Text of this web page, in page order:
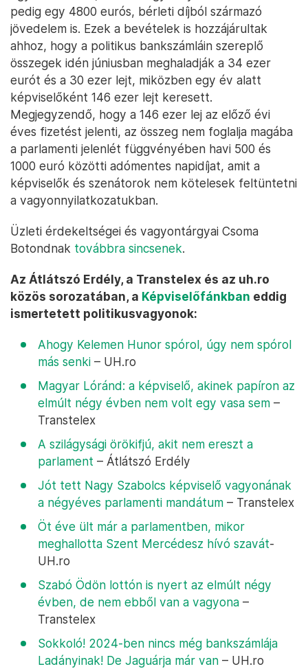
pedig egy 4800 eurós, bérleti díjból származó
jövedelem is. Ezek a bevételek is hozzájárultak
ahhoz, hogy a politikus bankszámláin szereplő
összegek idén júniusban meghaladják a 34 ezer
eurót és a 30 ezer lejt, miközben egy év alatt
képviselőként 146 ezer lejt keresett.
Megjegyzendő, hogy a 146 ezer lej az előző évi
éves fizetést jelenti, az összeg nem foglalja magába
a parlamenti jelenlét függvényében havi 500 és
1000 euró közötti adómentes napidíjat, amit a
képviselők és szenátorok nem kötelesek feltüntetni
a vagyonnyilatkozatukban.
Üzleti érdekeltségei és vagyontárgyai Csoma
Botondnak továbbra sincsenek.
Az Átlátszó Erdély, a Transtelex és az uh.ro
közös sorozatában, a Képviselőfánkban eddig
ismertetett politikusvagyonok:
Ahogy Kelemen Hunor spórol, úgy nem spórol
más senki – UH.ro
Magyar Lóránd: a képviselő, akinek papíron az
elmúlt négy évben nem volt egy vasa sem –
Transtelex
A szilágysági örökifjú, akit nem ereszt a
parlament – Átlátszó Erdély
Jót tett Nagy Szabolcs képviselő vagyonának
a négyéves parlamenti mandátum – Transtelex
Öt éve ült már a parlamentben, mikor
meghallotta Szent Mercédesz hívó szavát-
UH.ro
Szabó Ödön lottón is nyert az elmúlt négy
évben, de nem ebből van a vagyona –
Transtelex
Sokkoló! 2024-ben nincs még bankszámlája
Ladányinak! De Jaguárja már van – UH.ro